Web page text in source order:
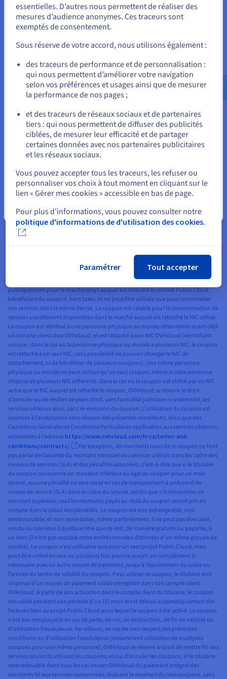
Notre gamme Object Storage offre les meilleurs prix du
marché pour le stockage de vos données. Notre modèle de
tarification est transparent et totalement prévisible, vous
n'aurez donc aucune mauvaise surprise à la fin du mois.
*S3 est une marque déposée appartenant à Amazon Technologies, Inc. Les services
que ce soit par Amazon Technologies, Inc.
Offre promotionnelle « Public Cloud Free Trial » limitée applicable pour toute mise
nouveau ou non, peut demander à bénéficier de cette offre dans la mesure où il
n’a pas déjà créé un projet Public Cloud par le passé, que celui-ci soit encore en
vigueur ou non), activable dès le 1er Juillet 2022 à 00h00 (heure de Paris). Le
coupon doit être activé lors de la création du premier projet Public Cloud du
titulaire. Le coupon est valable uniquement pour les achats de prestation de
service fournis par OVHcloud, directement auprès d’OVHcloud via le site internet et
uniquement pour les services Public Cloud, sur toutes les régions Public Cloud
disponibles, hors offres gratuites (notamment services en phase de beta test
cours applicables aux services concernés, y compris l’offre promotionnelle « Public
Cloud Free Trial ». Le coupon s’applique sur lesprix standards publics (tels que
publié sur le site internet d’OVHcloud) ne faisant pas l’objet d’une remise quelle
qu’elle soit. La valeur du coupon est exprimée dans la devise affichée
publiquement pour le marché/pays auquel est rattaché le contrat Public Cloud
bénéficiant du coupon, hors taxes, et ne peut être utilisée que pour consommer
des services dans la même devise. Le coupon est valable pour la consommation de
services usuellement disponibles dans le marché auquel est rattaché le NIC utilisé.
Le coupon est attribué à une personne physique ou morale déterminée ayant déjà
un compte client chez OVHcloud, et est rattaché à son NIC OVHcloud (identifiant
unique ; dans le cas où la personne physique ou morale a plusieurs NIC, le coupon
est rattaché à un seul NIC, sans possibilité de pouvoir changer le NIC de
rattachement, ni de bénéficier de plusieurs coupons). Une même personne
physique ou morale ne peut utiliser qu’un seul coupon, même si cette personne
dispose de plusieurs NIC différents. Dans le cas où le coupon est utilisé par un NIC
autre que le NIC auquel est rattaché le coupon, OVHcloud se réserve le droit
d’annuler ou de résilier de plein droit, sans formalité judiciaire ni indemnité, les
services obtenus ainsi, sans ré-émission du coupon. L’utilisation du coupon est
soumise à l’acceptation sans réserve des présentes conditions, ainsi que des
Conditions Générales et Conditions Particulières applicables aux services obtenus,
accessibles à l’adresse https://www.ovhcloud.com/fr-ca/terms-and-
conditions/contracts/
Par exception, les montants issus de ce coupon ne font
pas partie de l’assiette du montant mensuel des services utilisés dans les cadre des
niveaux de services (SLA) et des pénalités associées ; c’est-à-dire que si le titulaire
du coupon consomme un montant inférieur ou égal au coupon pour un mois
donné, aucune pénalité ne sera versé en cas de manquement à unAccord de
niveau de service (SLA) dans le cadre du service, tandis que s’il consomme un
montant supérieur, seul les montants payés au-delà du coupon seront pris en
compte dans le calcul des pénalités. Le coupon est non échangeable, non
remboursable, et non revendable, même partiellement. Il ne peut pas être cédé,
vendu ou transmis à quelque titre que ce soit, de manière gratuite ou payante, à
un tiers (il n’est pas cessible entre entités morales distinctes d’un même groupe de
société). Le coupon n’est utilisable que pour un seul projet Public Cloud, mais
peut être utilisé en une ou plusieurs fois pour ce projet, en complément si
nécessaire avec un autre moyen de paiement, jusqu’à l’épuisement du solde ou
l’arrivée du terme de validité du coupon. Pour utiliser ce coupon, le titulaire doit
disposer d’un moyen de paiement valide enregistré dans son compte client
OVHcloud. A partir de son activation dans le compte client du titulaire, le coupon
est valide pendant une période d’un (1) mois et est déduit automatiquement des
factures liées au projet Public Cloud pour lequel le coupon a été activé. Le coupon
n’est pas remplaçable en cas de perte, de vol, de destruction, de fin de validité ou
d’utilisation frauduleuse. Par ailleurs, en cas de non-respect des présentes
conditions ou d’utilisation frauduleuse (notamment utilisation de multiples
coupons pour une même personne), OVHcloud se réserve le droit de mettre fin aux
services souscrits utilisant les coupons, et/ou d’annuler les coupons, et le titulaire
sera redevable dans tous les cas envers OVHcloud du paiement intégral des
montants lié aux services consommés, incluant le montant du/des coupons, sans
Unis.
Pour commander, rendez-vous sur le site de votre pays (États-
Unis) et créez un compte.
us.ovhcloud.com/public-cloud Anglais
USD -
$
Rester sur le site actuel
Fermer
essentielles. D’autres nous permettent de réaliser des
mesures d’audience anonymes. Ces traceurs sont
exemptés de consentement.
Sous réserve de votre accord, nous utilisons également :
des traceurs de performance et de personnalisation :
qui nous permettent d’améliorer votre navigation
selon vos préférences et usages ainsi que de mesurer
la performance de nos pages ;
et des traceurs de réseaux sociaux et de partenaires
tiers : qui nous permettent de diffuser des publicités
ciblées, de mesurer leur efficacité et de partager
certaines données avec nos partenaires publicitaires
et les réseaux sociaux.
Vous pouvez accepter tous les traceurs, les refuser ou
personnaliser vos choix à tout moment en cliquant sur le
lien « Gérer mes cookies » accessible en bas de page.
Pour plus d’informations, vous pouvez consulter notre
politique d'informations de d'utilisation des cookies.
Paramétrer Tout accepter